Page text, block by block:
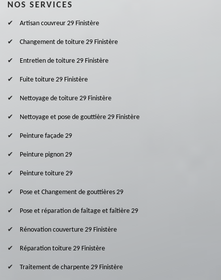
NOS SERVICES
Artisan couvreur 29 Finistère
Changement de toiture 29 Finistère
Entretien de toiture 29 Finistère
Fuite toiture 29 Finistère
Nettoyage de toiture 29 Finistère
Nettoyage et pose de gouttière 29 Finistère
Peinture façade 29
Peinture pignon 29
Peinture toiture 29
Pose et Changement de gouttières 29
Pose et réparation de faîtage et faîtière 29
Rénovation couverture 29 Finistère
Réparation toiture 29 Finistère
Traitement de charpente 29 Finistère